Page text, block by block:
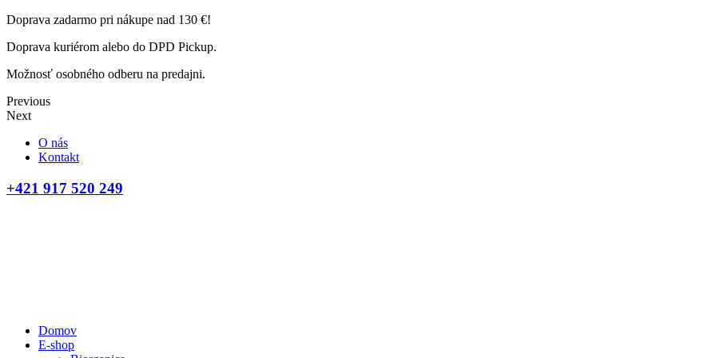
Doprava zadarmo pri nákupe nad 130 €!
Doprava kuriérom alebo do DPD Pickup.
Možnosť osobného odberu na predajni.
Previous
Next
O nás
Kontakt
+421 917 520 249
Domov
E-shop